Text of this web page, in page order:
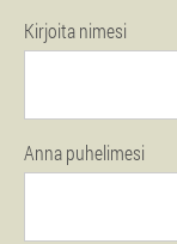
Kirjoita nimesi
Anna puhelimesi